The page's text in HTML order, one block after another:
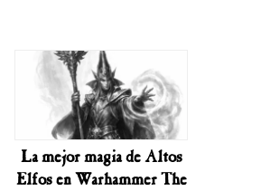
La mejor magia de Altos
Elfos en Warhammer The